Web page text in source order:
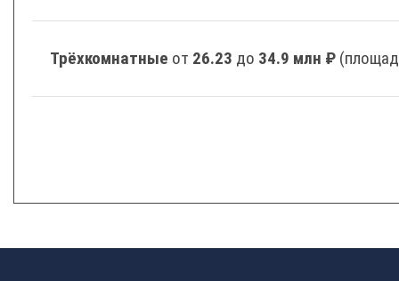
Трёхкомнатные от 26.23 до 34.9 млн ₽